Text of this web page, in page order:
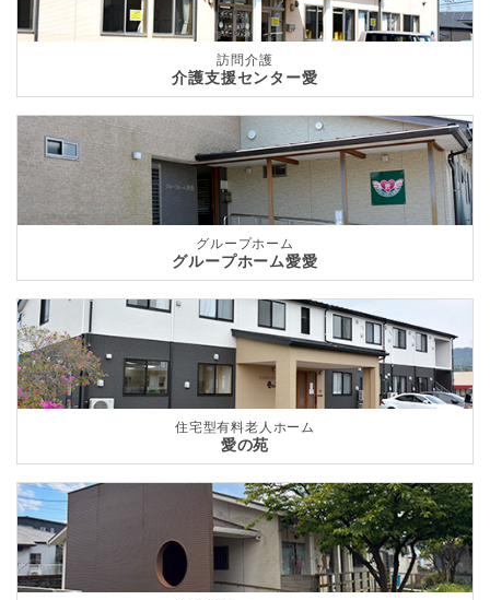
訪問介護
介護支援センター愛
グループホーム
グループホーム愛愛
住宅型有料老人ホーム
愛の苑